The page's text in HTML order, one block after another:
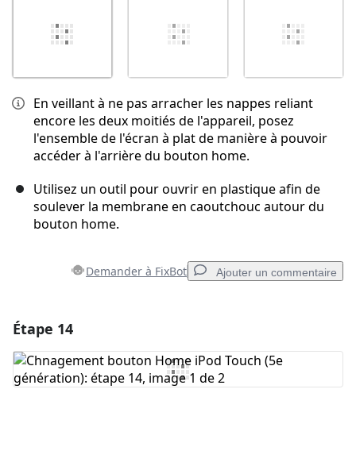
En veillant à ne pas arracher les nappes reliant
encore les deux moitiés de l'appareil, posez
l'ensemble de l'écran à plat de manière à pouvoir
accéder à l'arrière du bouton home.
Utilisez un outil pour ouvrir en plastique afin de
soulever la membrane en caoutchouc autour du
bouton home.
Demander à FixBot Ajouter un commentaire
Ajouter un commentaire
Étape 14